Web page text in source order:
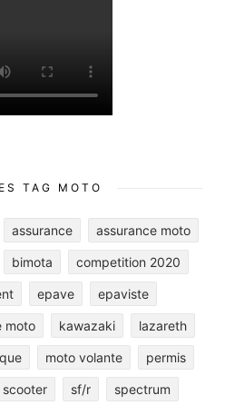
TAG MOTO
assurance assurance moto
bimota competition 2020
epave epaviste
moto kawazaki lazareth
moto volante permis
scooter sf/r spectrum